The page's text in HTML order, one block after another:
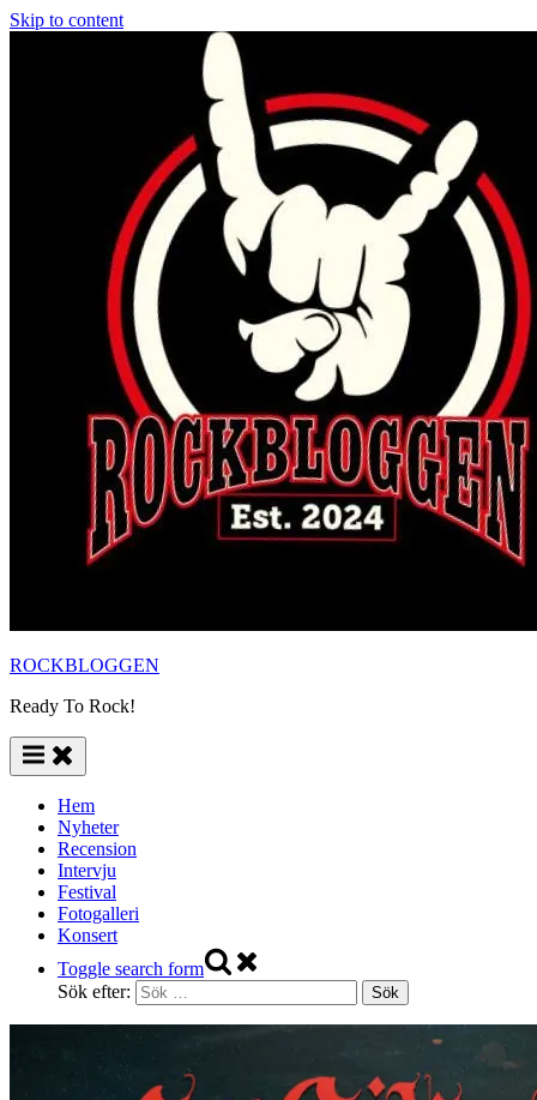
Skip to content
ROCKBLOGGEN
Ready To Rock!
Hem
Nyheter
Recension
Intervju
Festival
Fotogalleri
Konsert
Toggle search form
Sök efter: